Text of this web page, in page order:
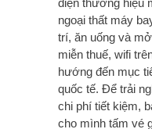
ngoại thất máy
trí, ăn uống và
miễn thuế, wifi
hướng đến mục
quốc tế. Để trải
chi phí tiết kiệm,
cho mình tấm vé